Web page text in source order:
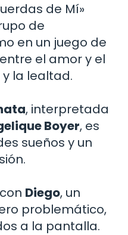
de Mí»
de
en un juego de
el amor y el
la lealtad.
, interpretada
Boyer, es
sueños y un
Diego, un
problemático,
a la pantalla.